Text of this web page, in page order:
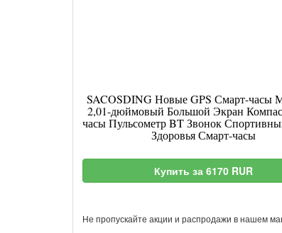
SACOSDING Новые GPS Смарт-часы
2,01-дюймовый Большой Экран
часы Пульсометр BT Звонок
Здоровья Смарт-часы
Купить за 6170 RUR
Не пропускайте акции и распродажи в нашем